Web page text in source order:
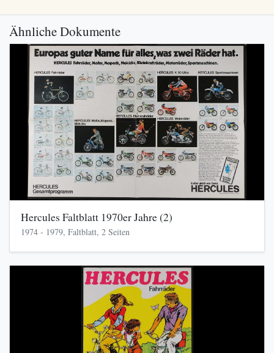
Ähnliche Dokumente
Hercules Faltblatt 1970er Jahre (2)
1974 - 1979, Faltblatt, 2 Seiten